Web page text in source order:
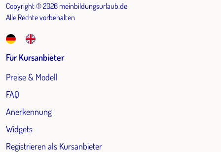
Copyright © 2026 meinbildungsurlaub.de
Alle Rechte vorbehalten
Für Kursanbieter
Preise & Modell
FAQ
Anerkennung
Widgets
Registrieren als Kursanbieter